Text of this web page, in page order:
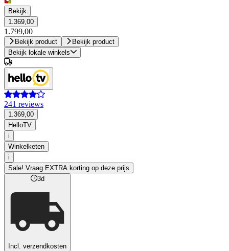
Bekijk
1.369,00
1.799,00
Bekijk product
Bekijk product
Bekijk lokale winkels
241 reviews
1.369,00
HelloTV
i
Winkelketen
i
Sale! Vraag EXTRA korting op deze prijs
3d
Incl. verzendkosten